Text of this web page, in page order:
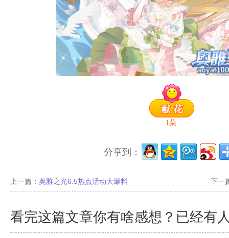
1朵
分享到：
上一篇： 奥雅之光6.5热点活动大爆料 下一
看完这篇文章你有啥感想？已经有